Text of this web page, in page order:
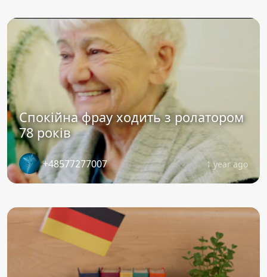
Спокійна фрау ходить з ролатором
78 років
+48577277007 1 year ago